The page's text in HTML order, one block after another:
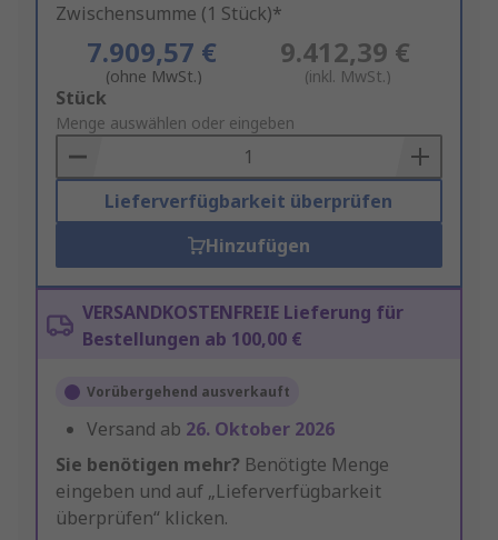
Zwischensumme (1 Stück)*
7.909,57 €
(ohne MwSt.)
9.412,39 €
(inkl. MwSt.)
Add
to
Basket
Stück
Menge auswählen oder eingeben
Lieferverfügbarkeit überprüfen
Hinzufügen
VERSANDKOSTENFREIE Lieferung für
Bestellungen ab 100,00 €
Vorübergehend ausverkauft
Versand ab 26. Oktober 2026
Sie benötigen mehr? Benötigte Menge
eingeben und auf „Lieferverfügbarkeit
überprüfen“ klicken.